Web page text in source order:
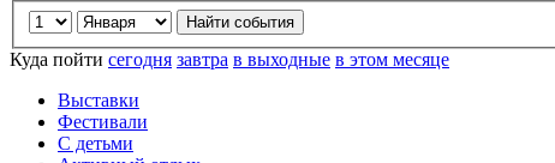
Куда пойти сегодня завтра в выходные в этом месяце
Выставки
Фестивали
С детьми